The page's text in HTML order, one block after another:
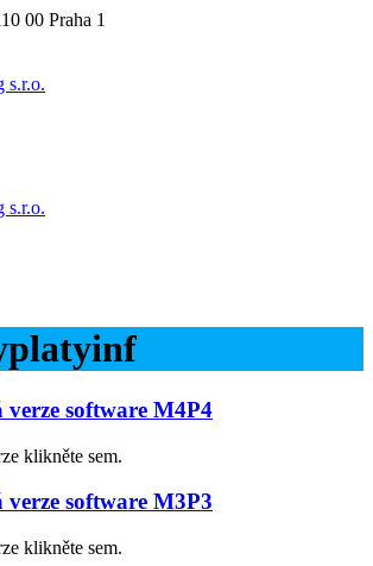
00 Praha 1
verze software M4P4
klikněte sem.
verze software M3P3
klikněte sem.